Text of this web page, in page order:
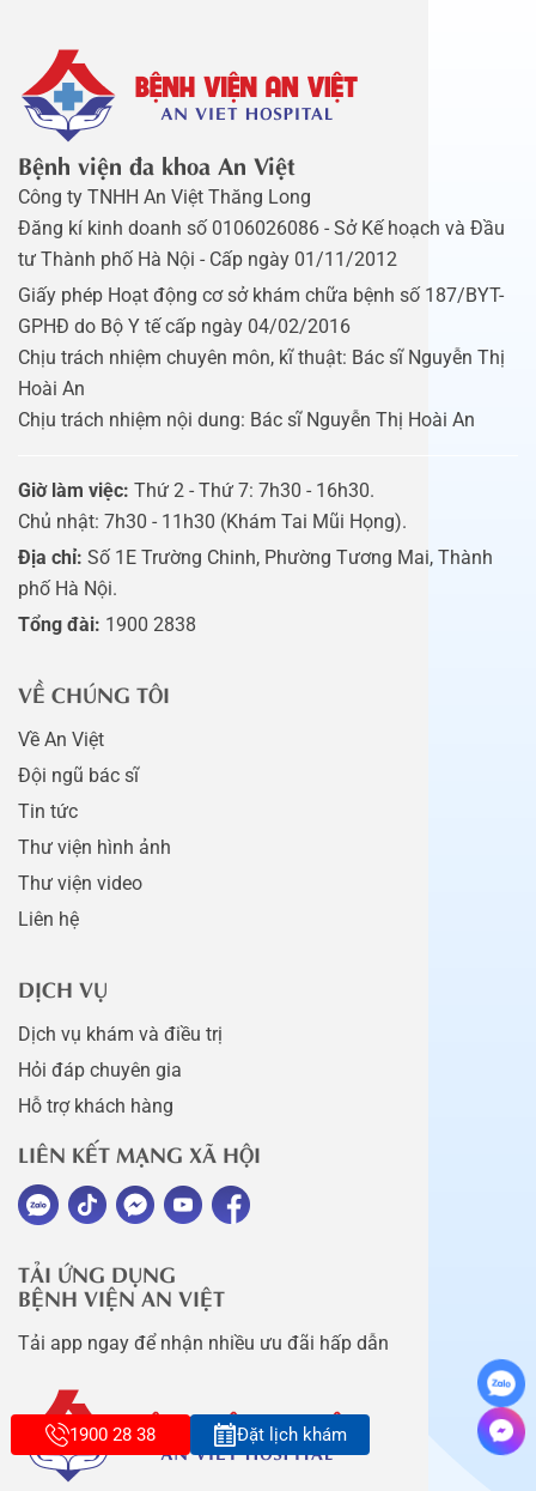
Bệnh viện đa khoa An Việt
Công ty TNHH An Việt Thăng Long
Đăng kí kinh doanh số 0106026086 - Sở Kế hoạch và Đầu
tư Thành phố Hà Nội - Cấp ngày 01/11/2012
Giấy phép Hoạt động cơ sở khám chữa bệnh số 187/BYT-
GPHĐ do Bộ Y tế cấp ngày 04/02/2016
Chịu trách nhiệm chuyên môn, kĩ thuật: Bác sĩ Nguyễn Thị
Hoài An
Chịu trách nhiệm nội dung: Bác sĩ Nguyễn Thị Hoài An
Giờ làm việc: Thứ 2 - Thứ 7: 7h30 - 16h30.
Chủ nhật: 7h30 - 11h30 (Khám Tai Mũi Họng).
Địa chỉ: Số 1E Trường Chinh, Phường Tương Mai, Thành
phố Hà Nội.
Tổng đài: 1900 2838
VỀ CHÚNG TÔI
Về An Việt
Đội ngũ bác sĩ
Tin tức
Thư viện hình ảnh
Thư viện video
Liên hệ
DỊCH VỤ
Dịch vụ khám và điều trị
Hỏi đáp chuyên gia
Hỗ trợ khách hàng
LIÊN KẾT MẠNG XÃ HỘI
TẢI ỨNG DỤNG
BỆNH VIỆN AN VIỆT
Tải app ngay để nhận nhiều ưu đãi hấp dẫn
1900 28 38 Đặt lịch khám